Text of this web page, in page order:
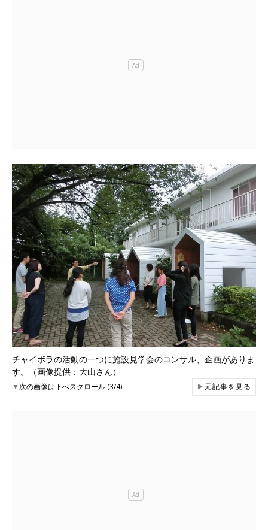
チャイボラの活動の一つに施設見学会のコンサル、企画がありま
す。（画像提供：大山さん）
▼次の画像は下へスクロール (3/4) ▶元記事を見る